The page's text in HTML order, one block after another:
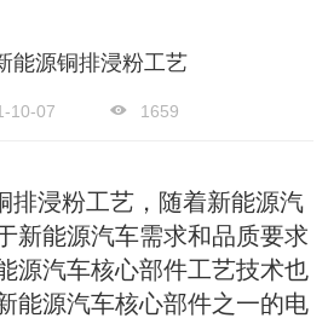
能源铜排浸粉工艺
10-07 1659
浸粉工艺，随着新能源汽
新能源汽车需求和品质要求
源汽车核心部件工艺技术也
能源汽车核心部件之一的电